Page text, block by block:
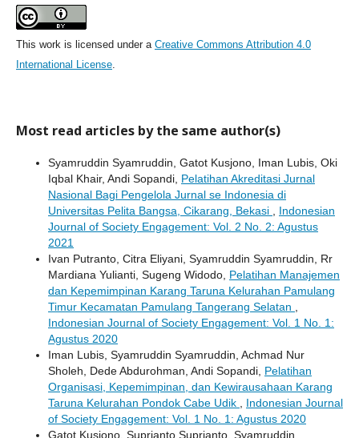
This work is licensed under a Creative Commons Attribution 4.0
International License.
Most read articles by the same author(s)
Syamruddin Syamruddin, Gatot Kusjono, Iman Lubis, Oki
Iqbal Khair, Andi Sopandi, Pelatihan Akreditasi Jurnal
Nasional Bagi Pengelola Jurnal se Indonesia di
Universitas Pelita Bangsa, Cikarang, Bekasi , Indonesian
Journal of Society Engagement: Vol. 2 No. 2: Agustus
2021
Ivan Putranto, Citra Eliyani, Syamruddin Syamruddin, Rr
Mardiana Yulianti, Sugeng Widodo, Pelatihan Manajemen
dan Kepemimpinan Karang Taruna Kelurahan Pamulang
Timur Kecamatan Pamulang Tangerang Selatan ,
Indonesian Journal of Society Engagement: Vol. 1 No. 1:
Agustus 2020
Iman Lubis, Syamruddin Syamruddin, Achmad Nur
Sholeh, Dede Abdurohman, Andi Sopandi, Pelatihan
Organisasi, Kepemimpinan, dan Kewirausahaan Karang
Taruna Kelurahan Pondok Cabe Udik , Indonesian Journal
of Society Engagement: Vol. 1 No. 1: Agustus 2020
Gatot Kusjono, Suprianto Suprianto, Syamruddin